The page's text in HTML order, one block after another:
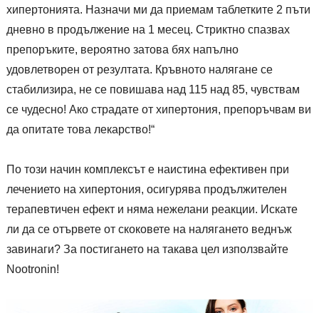
хипертонията. Назначи ми да приемам таблетките 2 пъти
дневно в продължение на 1 месец. Стриктно спазвах
препоръките, вероятно затова бях напълно
удовлетворен от резултата. Кръвното налягане се
стабилизира, не се повишава над 115 над 85, чувствам
се чудесно! Ако страдате от хипертония, препоръчвам ви
да опитате това лекарство!“
По този начин комплексът е наистина ефективен при
лечението на хипертония, осигурява продължителен
терапевтичен ефект и няма нежелани реакции. Искате
ли да се отървете от скоковете на налягането веднъж
завинаги? За постигането на такава цел използвайте
Nootronin!